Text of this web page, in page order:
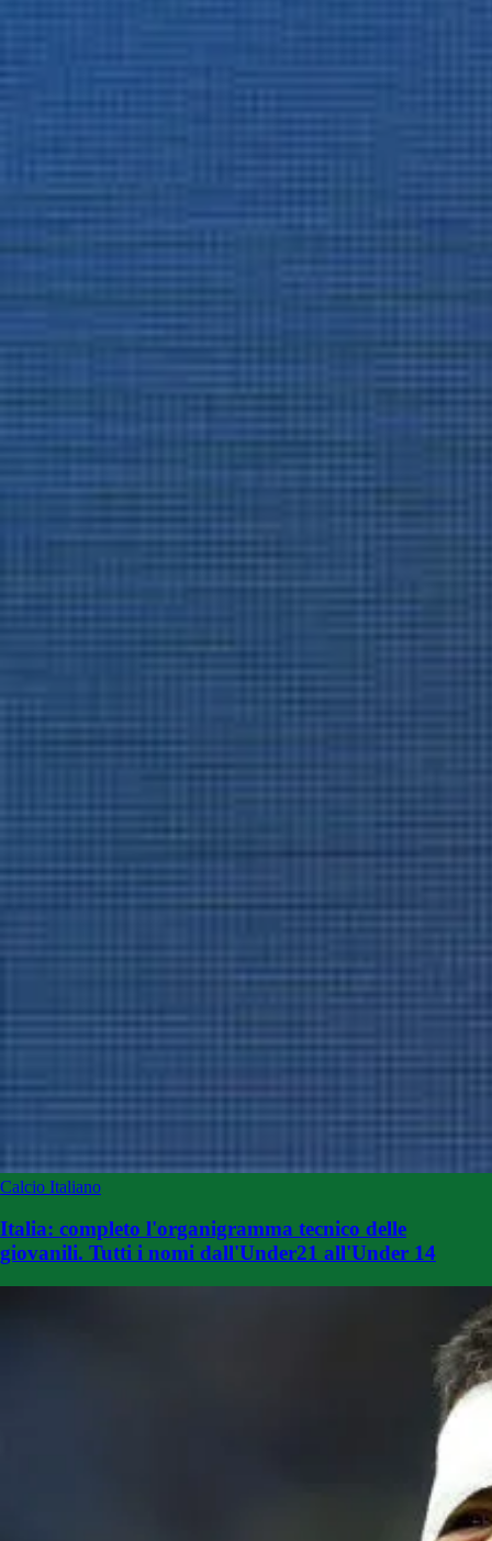
Calcio Italiano
Italia: completo l'organigramma tecnico delle
giovanili. Tutti i nomi dall'Under21 all'Under 14